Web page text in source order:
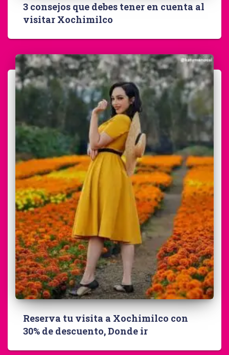
3 consejos que debes tener en cuenta al
visitar Xochimilco
Reserva tu visita a Xochimilco con
30% de descuento, Donde ir